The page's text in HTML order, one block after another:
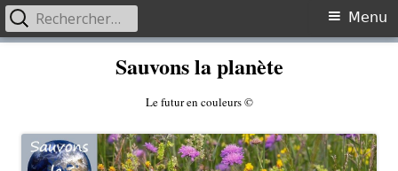
Sauvons la planète
Le futur en couleurs ©
Primary
Menu
Rechercher :